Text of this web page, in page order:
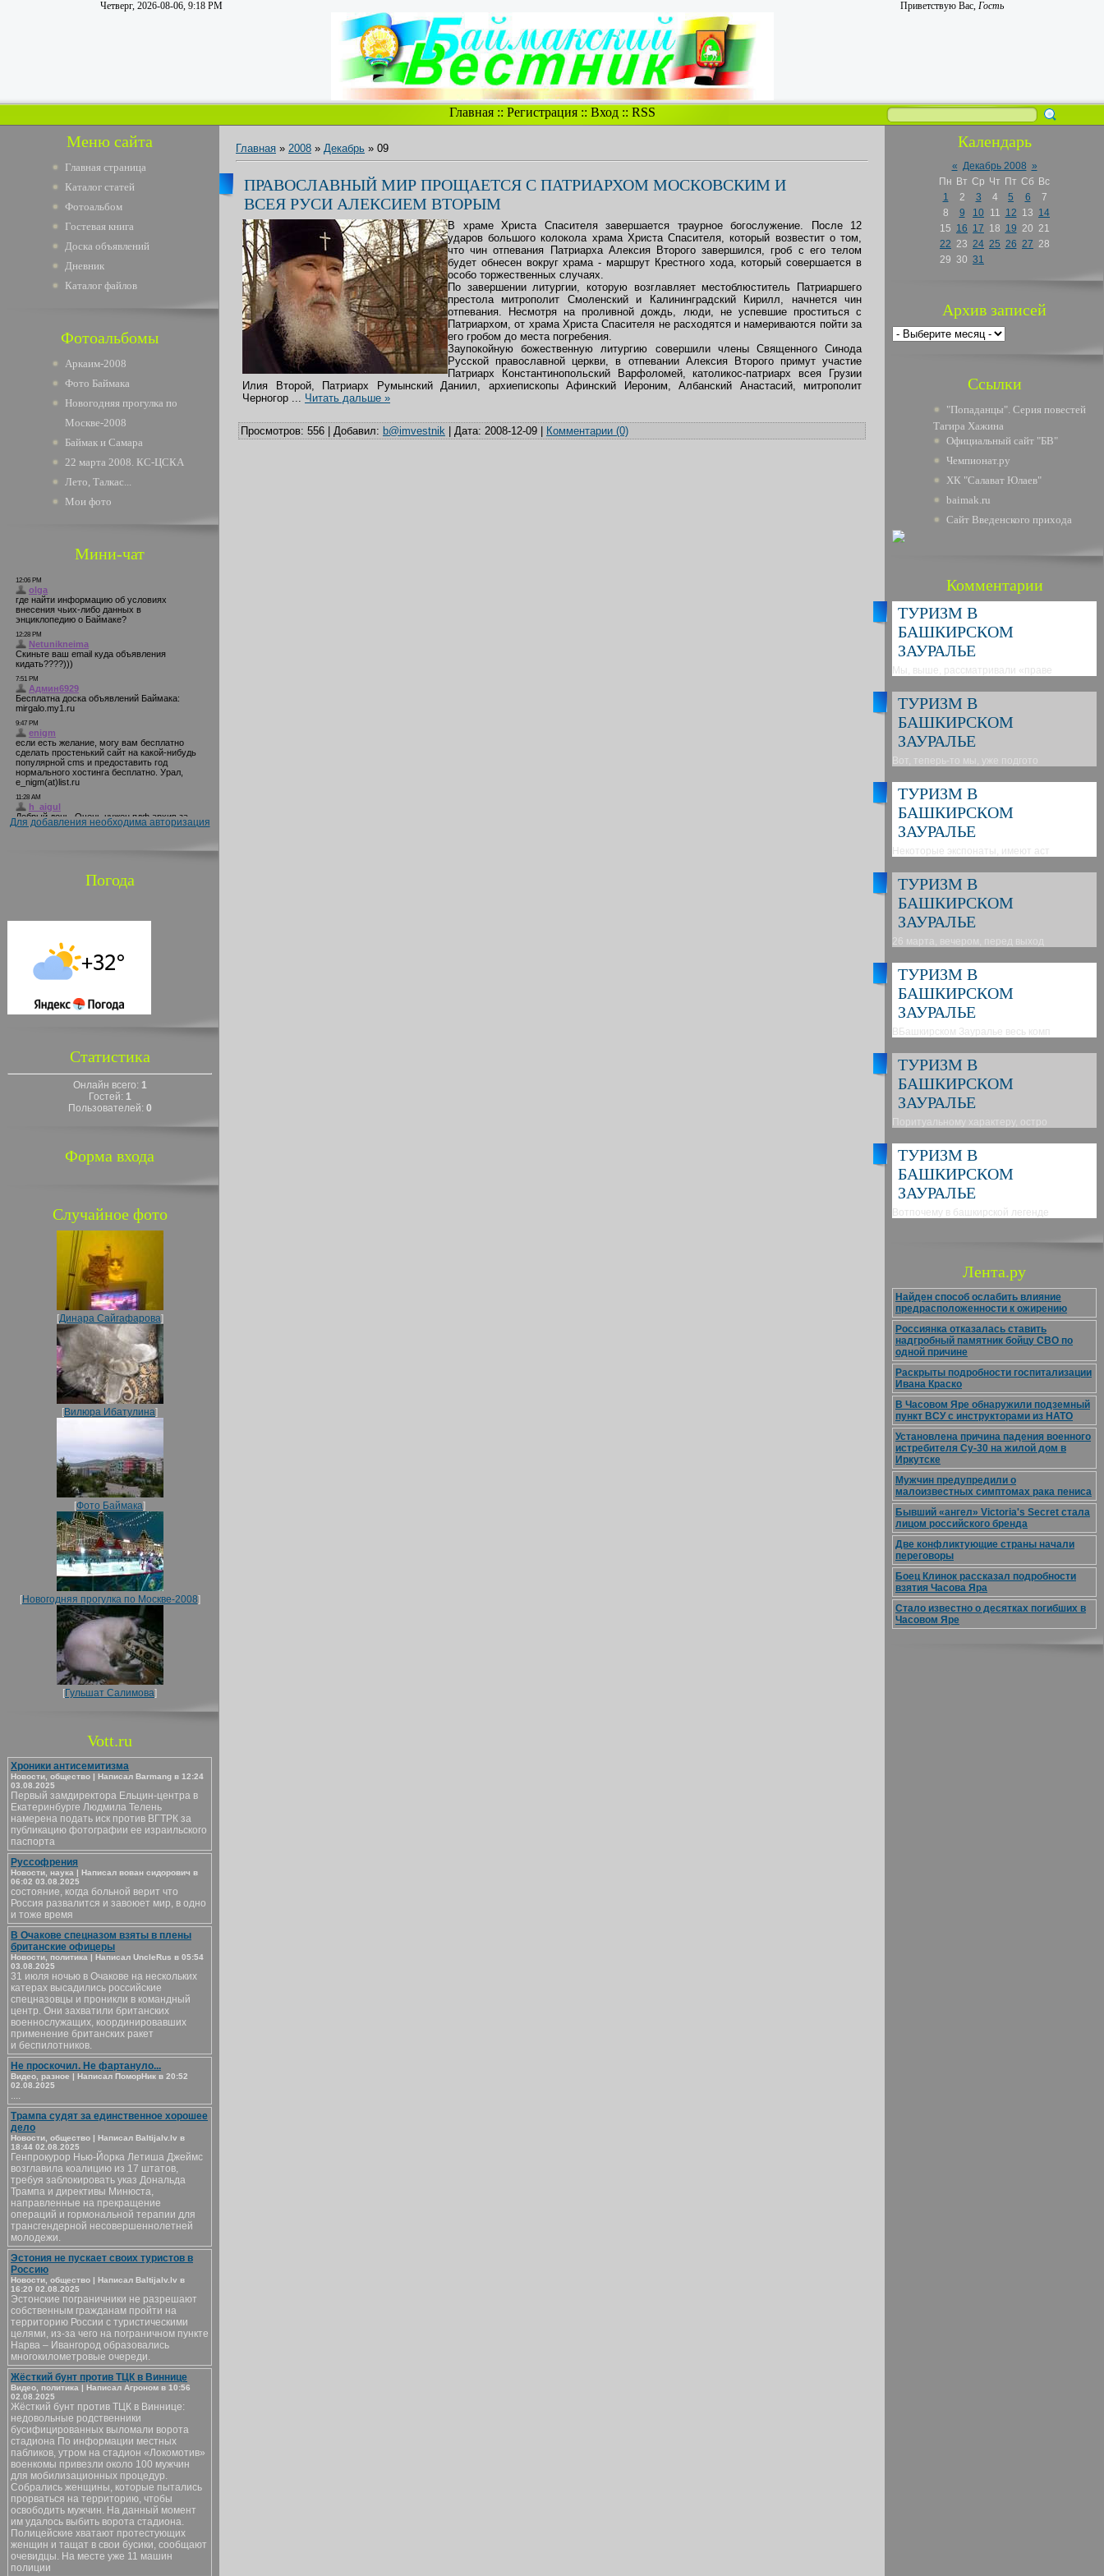
Четверг, 2026-08-06, 9:18 PM Приветствую Вас, Гость
Главная:: Регистрация:: Вход:: RSS
Меню сайта
Главная страница
Каталог статей
Фотоальбом
Гостевая книга
Доска объявлений
Дневник
Каталог файлов
Фотоальбомы
Аркаим-2008
Фото Баймака
Новогодняя прогулка по
Москве-2008
Баймак и Самара
22 марта 2008. КС-ЦСКА
Лето, Талкас...
Мои фото
Мини-чат
Для добавления необходима авторизация
Погода
Статистика
Онлайн всего: 1
Гостей: 1
Пользователей: 0
Форма входа
Случайное фото
[Динара Сайгафарова]
[Вилюра Ибатулина]
[Фото Баймака]
[Новогодняя прогулка по Москве-2008]
[Гульшат Салимова]
Vott.ru
Хроники антисемитизма
Новости, общество | Написал Barmang в 12:24
03.08.2025
Первый замдиректора Ельцин-центра в
Екатеринбурге Людмила Телень
намерена подать иск против ВГТРК за
публикацию фотографии ее израильского
паспорта
Руссофрения
Новости, наука | Написал вован сидорович в
06:02 03.08.2025
состояние, когда больной верит что
Россия развалится и завоюет мир, в одно
и тоже время
В Очакове спецназом взяты в плены
британские офицеры
Новости, политика | Написал UncleRus в 05:54
03.08.2025
31 июля ночью в Очакове на нескольких
катерах высадились российские
спецназовцы и проникли в командный
центр. Они захватили британских
военнослужащих, координировавших
применение британских ракет
и беспилотников.
Не проскочил. Не фартануло...
Видео, разное | Написал ПоморНик в 20:52
02.08.2025
....
Трампа судят за единственное хорошее
дело
Новости, общество | Написал Baltijalv.lv в
18:44 02.08.2025
Генпрокурор Нью-Йорка Летиша Джеймс
возглавила коалицию из 17 штатов,
требуя заблокировать указ Дональда
Трампа и директивы Минюста,
направленные на прекращение
операций и гормональной терапии для
трансгендерной несовершеннолетней
молодежи.
Эстония не пускает своих туристов в
Россию
Новости, общество | Написал Baltijalv.lv в
16:20 02.08.2025
Эстонские пограничники не разрешают
собственным гражданам пройти на
территорию России с туристическими
целями, из-за чего на пограничном пункте
Нарва – Ивангород образовались
многокилометровые очереди.
Жёсткий бунт против ТЦК в Виннице
Видео, политика | Написал Агроном в 10:56
02.08.2025
Жёсткий бунт против ТЦК в Виннице:
недовольные родственники
бусифицированных выломали ворота
стадиона По информации местных
пабликов, утром на стадион «Локомотив»
военкомы привезли около 100 мужчин
для мобилизационных процедур.
Собрались женщины, которые пытались
прорваться на территорию, чтобы
освободить мужчин. На данный момент
им удалось выбить ворота стадиона.
Полицейские хватают протестующих
женщин и тащат в свои бусики, сообщают
очевидцы. На месте уже 11 машин
полиции
Главная » 2008 » Декабрь » 09
ПРАВОСЛАВНЫЙ МИР ПРОЩАЕТСЯ С ПАТРИАРХОМ МОСКОВСКИМ И
ВСЕЯ РУСИ АЛЕКСИЕМ ВТОРЫМ
В храме Христа Спасителя завершается траурное богослужение. После 12
ударов большого колокола храма Христа Спасителя, который возвестит о том,
что чин отпевания Патриарха Алексия Второго завершился, гроб с его телом
будет обнесен вокруг храма - маршрут Крестного хода, который совершается в
особо торжественных случаях.
По завершении литургии, которую возглавляет местоблюститель Патриаршего
престола митрополит Смоленский и Калининградский Кирилл, начнется чин
отпевания. Несмотря на проливной дождь, люди, не успевшие проститься с
Патриархом, от храма Христа Спасителя не расходятся и намериваются пойти за
его гробом до места погребения.
Заупокойную божественную литургию совершили члены Священного Синода
Русской православной церкви, в отпевании Алексия Второго примут участие
Патриарх Константинопольский Варфоломей, католикос-патриарх всея Грузии
Илия Второй, Патриарх Румынский Даниил, архиепископы Афинский Иероним, Албанский Анастасий, митрополит
Черногор ... Читать дальше »
Просмотров: 556 Добавил: b@imvestnik Дата: 2008-12-09 Комментарии (0)
Календарь
« Декабрь 2008 »
Пн Вт Ср Чт Пт Сб Вс
1
2 3 4 5 6
7
8
9 10 11 12 13 14
15 16 17 18 19 20 21
22 23 24 25 26 27 28
29 30 31
Архив записей
Ссылки
"Попаданцы". Серия повестей
Тагира Хажина
Официальный сайт "БВ"
Чемпионат.ру
ХК "Салават Юлаев"
baimak.ru
Сайт Введенского прихода
Комментарии
ТУРИЗМ В
БАШКИРСКОМ
ЗАУРАЛЬЕ
Мы, выше, рассматривали «праве
ТУРИЗМ В
БАШКИРСКОМ
ЗАУРАЛЬЕ
Вот, теперь-то мы, уже подгото
ТУРИЗМ В
БАШКИРСКОМ
ЗАУРАЛЬЕ
Некоторые экспонаты, имеют аст
ТУРИЗМ В
БАШКИРСКОМ
ЗАУРАЛЬЕ
26 марта, вечером, перед выход
ТУРИЗМ В
БАШКИРСКОМ
ЗАУРАЛЬЕ
ВБашкирском Зауралье весь комп
ТУРИЗМ В
БАШКИРСКОМ
ЗАУРАЛЬЕ
Поритуальному характеру, остро
ТУРИЗМ В
БАШКИРСКОМ
ЗАУРАЛЬЕ
Вотпочему в башкирской легенде
Лента.ру
Найден способ ослабить влияние
предрасположенности к ожирению
Россиянка отказалась ставить
надгробный памятник бойцу СВО по
одной причине
Раскрыты подробности госпитализации
Ивана Краско
В Часовом Яре обнаружили подземный
пункт ВСУ с инструкторами из НАТО
Установлена причина падения военного
истребителя Су-30 на жилой дом в
Иркутске
Мужчин предупредили о
малоизвестных симптомах рака пениса
Бывший «ангел» Victoria's Secret стала
лицом российского бренда
Две конфликтующие страны начали
переговоры
Боец Клинок рассказал подробности
взятия Часова Яра
Стало известно о десятках погибших в
Часовом Яре